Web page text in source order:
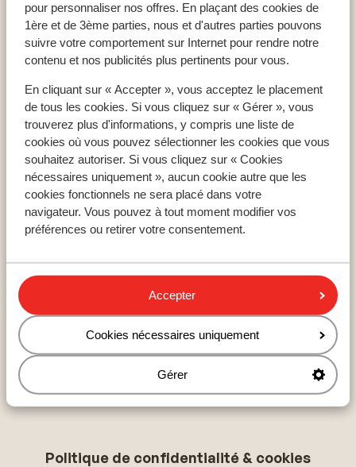
pour personnaliser nos offres. En plaçant des cookies de
1ère et de 3ème parties, nous et d'autres parties pouvons
suivre votre comportement sur Internet pour rendre notre
contenu et nos publicités plus pertinents pour vous.
En cliquant sur « Accepter », vous acceptez le placement
de tous les cookies. Si vous cliquez sur « Gérer », vous
trouverez plus d'informations, y compris une liste de
cookies où vous pouvez sélectionner les cookies que vous
souhaitez autoriser. Si vous cliquez sur « Cookies
nécessaires uniquement », aucun cookie autre que les
cookies fonctionnels ne sera placé dans votre
navigateur. Vous pouvez à tout moment modifier vos
préférences ou retirer votre consentement.
Accepter
Cookies nécessaires uniquement
Gérer
Tunisie
Régions populaires
Mer Rouge
Lanzarote
Golfe d'Hammamet
Destinations populaires
Hurghada
Hammamet
À propos de Sunweb
À propos de Sunweb
Tourisme responsable
Presse & médias
Déclaration d'accessibilité
Politique de confidentialité & cookies